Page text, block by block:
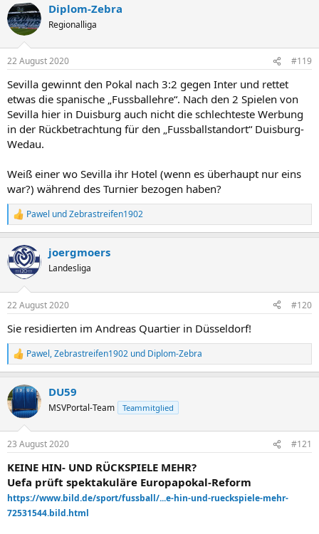
k
t
i
e
:
Diplom-Zebra
Regionalliga
22 August 2020 #119
Sevilla gewinnt den Pokal nach 3:2 gegen Inter und rettet
etwas die spanische „Fussballehre“. Nach den 2 Spielen von
Sevilla hier in Duisburg auch nicht die schlechteste Werbung
in der Rückbetrachtung für den „Fussballstandort“ Duisburg-
Wedau.
Weiß einer wo Sevilla ihr Hotel (wenn es überhaupt nur eins
war?) während des Turnier bezogen haben?
R
e
k
t
i
e
:
Pawel undZebrastreifen1902
joergmoers
Landesliga
22 August 2020 #120
Sie residierten im Andreas Quartier in Düsseldorf!
R
e
k
t
i
e
:
Pawel,Zebrastreifen1902 und Diplom-Zebra
DU59
MSVPortal-Team Teammitglied
23 August 2020 #121
KEINE HIN- UND RÜCKSPIELE MEHR?
Uefa prüft spektakuläre Europapokal-Reform
https://www.bild.de/sport/fussball/...e-hin-und-rueckspiele-mehr-
72531544.bild.html